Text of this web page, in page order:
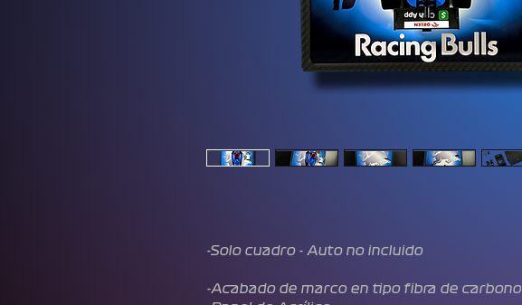
-Solo cuadro - Auto no incluido
-Acabado de marco en tipo fibra de carbono